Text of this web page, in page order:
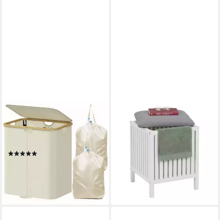
LIFEWIT
Wäschebox Pfandflaschen
Sammelbehälter 2 fächer mit
lieferbar - in 5-6 Werktagen bei dir
RELAXDAYS
Wäschebox Wäschekorb zum
Sitzen Walnussholz, Weiß-
89,99 €
-44%
lieferbar - in 3-4 Werktagen bei dir